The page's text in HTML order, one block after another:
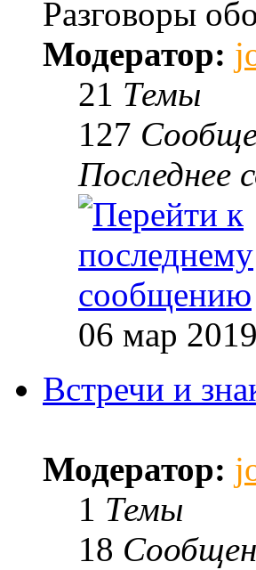
Разговоры
Модератор:
21 Темы
127
Последнее
06 мар
Встречи и
Модератор:
1 Темы
18